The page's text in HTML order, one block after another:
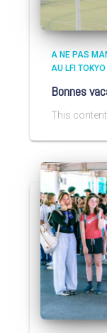
A NE PAS
AU LFI TOKYO
Bonnes
This